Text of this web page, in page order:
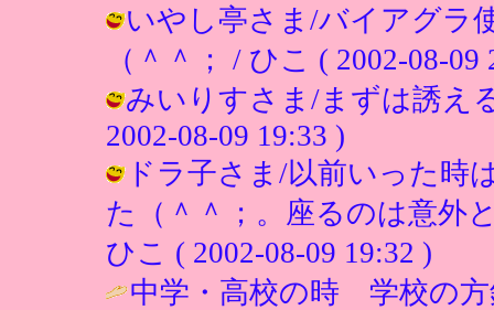
いやし亭さま/バイアグラ
（＾＾； / ひこ ( 2002-08-09
みいりすさま/まずは誘え
2002-08-09 19:33 )
ドラ子さま/以前いった時
た（＾＾；。座るのは意外
ひこ ( 2002-08-09 19:32 )
中学・高校の時 学校の